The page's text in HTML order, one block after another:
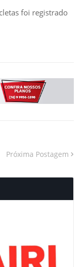
foi registrado
Próxima Postagem